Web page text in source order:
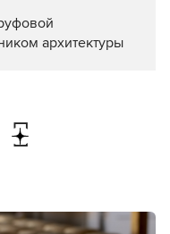
архитектуры